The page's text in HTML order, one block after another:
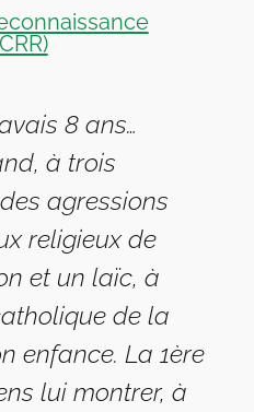
8 ans…
à trois
agressions
religieux de
et un laïc, à
de la
enfance. La 1ère
lui montrer, à